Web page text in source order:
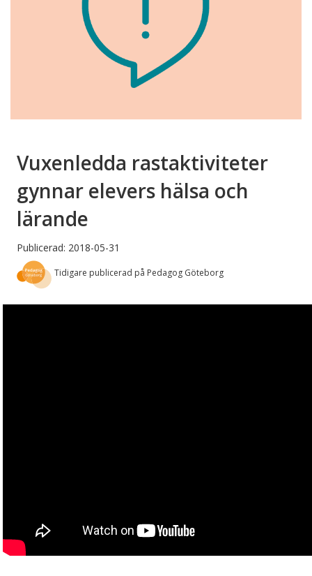
Vuxenledda rastaktiviteter
gynnar elevers hälsa och
lärande
Publicerad: 2018-05-31
Tidigare publicerad på Pedagog Göteborg